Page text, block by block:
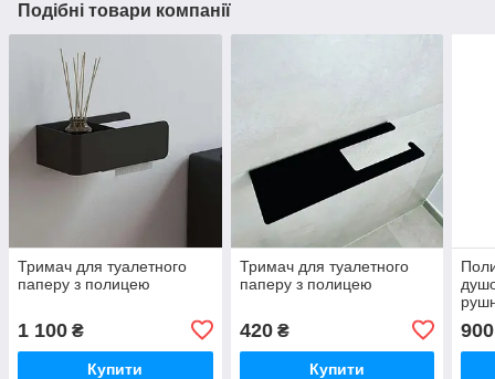
Подібні товари компанії
Тримач для туалетного
паперу з полицею
1 100 ₴
Купити
Тримач для туалетного
паперу з полицею
420₴
Купити
900